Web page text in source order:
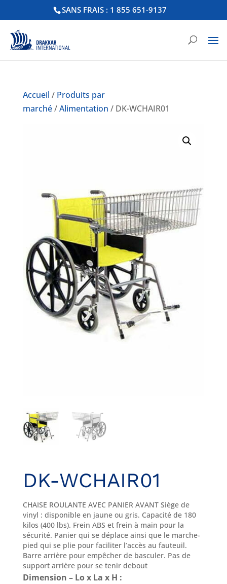
SANS FRAIS : 1 855 651-9137
Accueil / Produits par
marché/Alimentation / DK-WCHAIR01
DK-WCHAIR01
CHAISE ROULANTE AVEC PANIER AVANT Siège de
vinyl : disponible en jaune ou gris. Capacité de 180
kilos (400 lbs). Frein ABS et frein à main pour la
sécurité. Panier qui se déplace ainsi que le marche-
pied qui se plie pour faciliter l’accès au fauteuil.
Barre arrière pour empêcher de basculer. Pas de
support arrière pour se tenir debout
Dimension – Lo x La x H :